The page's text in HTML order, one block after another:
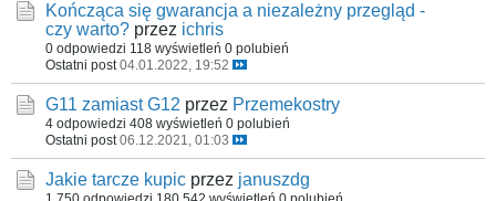
Kończąca się gwarancja a niezależny przegląd -
czy warto? przez ichris
0 odpowiedzi 118 wyświetleń 0 polubień
Ostatni post 04.01.2022, 19:52
G11 zamiast G12 przez Przemekostry
4 odpowiedzi 408 wyświetleń 0 polubień
Ostatni post 06.12.2021, 01:03
Jakie tarcze kupic przez januszdg